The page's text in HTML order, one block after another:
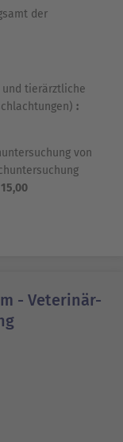
der
tierärztliche
:
von
- Veterinär-